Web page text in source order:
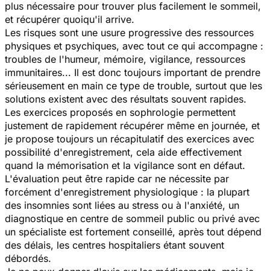
plus nécessaire pour trouver plus facilement le sommeil,
et récupérer quoiqu'il arrive.
Les risques sont une usure progressive des ressources
physiques et psychiques, avec tout ce qui accompagne :
troubles de l'humeur, mémoire, vigilance, ressources
immunitaires... Il est donc toujours important de prendre
sérieusement en main ce type de trouble, surtout que les
solutions existent avec des résultats souvent rapides.
Les exercices proposés en sophrologie permettent
justement de rapidement récupérer même en journée, et
je propose toujours un récapitulatif des exercices avec
possibilité d'enregistrement, cela aide effectivement
quand la mémorisation et la vigilance sont en défaut.
L'évaluation peut être rapide car ne nécessite par
forcément d'enregistrement physiologique : la plupart
des insomnies sont liées au stress ou à l'anxiété, un
diagnostique en centre de sommeil public ou privé avec
un spécialiste est fortement conseillé, après tout dépend
des délais, les centres hospitaliers étant souvent
débordés.